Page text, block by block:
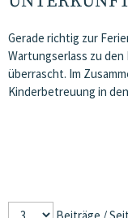
Gerade richtig zur
Wartungserlass zu
überrascht. Im
Kinderbetreuung in